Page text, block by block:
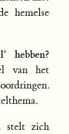
hemelse
hebben?
van het
stelt zich